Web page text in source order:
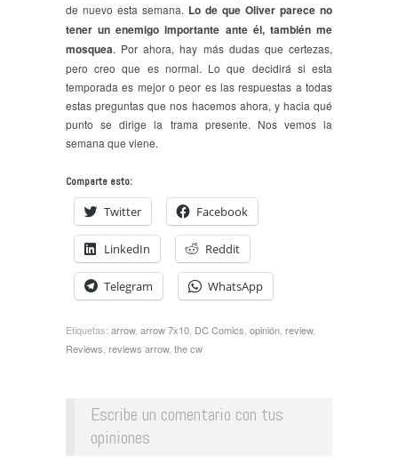
de nuevo esta semana. Lo de que Oliver parece no
tener un enemigo importante ante él, también me
mosquea. Por ahora, hay más dudas que certezas,
pero creo que es normal. Lo que decidirá si esta
temporada es mejor o peor es las respuestas a todas
estas preguntas que nos hacemos ahora, y hacia qué
punto se dirige la trama presente. Nos vemos la
semana que viene.
Comparte esto:
Twitter Facebook
LinkedIn Reddit
Telegram WhatsApp
Etiquetas: arrow, arrow 7x10, DC Comics, opinión, review,
Reviews, reviews arrow, the cw
Escribe un comentario con tus
opiniones